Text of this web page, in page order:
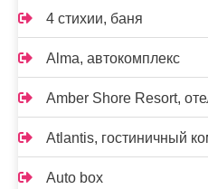
4 стихии, баня
Alma, автокомплекс
Amber Shore Resort,
Atlantis, гостиничный
Auto box